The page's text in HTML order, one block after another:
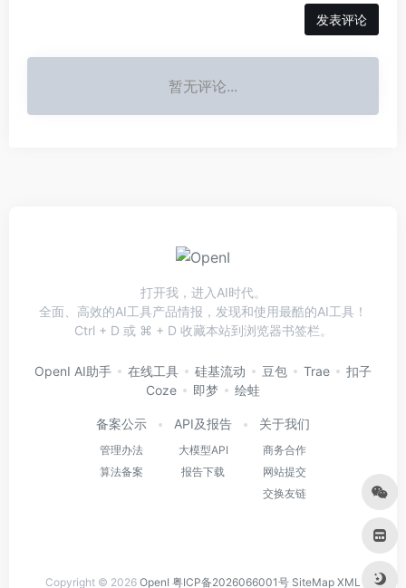
发表评论
暂无评论...
打开我，进入AI时代。
全面、高效的AI工具产品情报，发现和使用最酷的AI工具！
Ctrl + D 或 ⌘ + D 收藏本站到浏览器书签栏。
OpenI AI助手 在线工具 硅基流动 豆包 Trae
扣子
Coze
即梦 绘蛙
备案公示
管理办法
算法备案
API及报告
大模型API
报告下载
关于我们
商务合作
网站提交
交换友链
Copyright © 2026 OpenI 粤ICP备2026066001号 SiteMap XML